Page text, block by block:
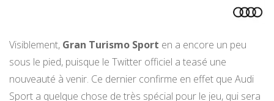
Visiblement, Gran Turismo Sport en a encore un peu
sous le pied, puisque le Twitter officiel a teasé une
nouveauté à venir. Ce dernier confirme en effet que Audi
Sport a quelque chose de très spécial pour le jeu, qui sera